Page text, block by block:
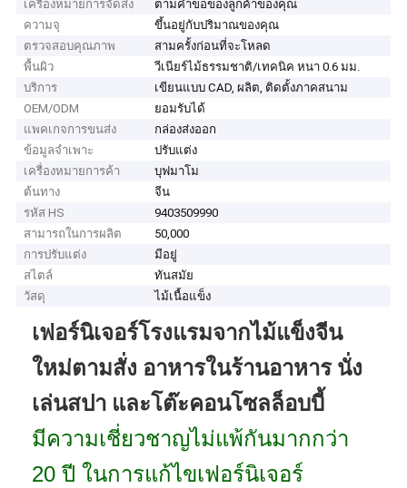
เครื่องหมายการจัดส่ง
ตามคำขอของลูกค้าของคุณ
ความจุ
ขึ้นอยู่กับปริมาณของคุณ
ตรวจสอบคุณภาพ
สามครั้งก่อนที่จะโหลด
พื้นผิว
วีเนียร์ไม้ธรรมชาติ/เทคนิค หนา 0.6 มม.
บริการ
เขียนแบบ CAD, ผลิต, ติดตั้งภาคสนาม
OEM/ODM
ยอมรับได้
แพคเกจการขนส่ง
กล่องส่งออก
ข้อมูลจำเพาะ
ปรับแต่ง
เครื่องหมายการค้า
บุฟมาโม
ต้นทาง
จีน
รหัส HS
9403509990
สามารถในการผลิต
50,000
การปรับแต่ง
มีอยู่
สไตล์
ทันสมัย
วัสดุ
ไม้เนื้อแข็ง
เฟอร์นิเจอร์โรงแรมจากไม้แข็งจีน
ใหม่ตามสั่ง อาหารในร้านอาหาร นั่ง
เล่นสปา และโต๊ะคอนโซลล็อบบี้
มีความเชี่ยวชาญไม่แพ้กันมากกว่า
20 ปี ในการแก้ไขเฟอร์นิเจอร์